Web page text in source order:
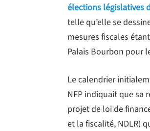
élections législatives
telle qu’elle se
mesures fiscales
Palais Bourbon pour
Le calendrier
NFP indiquait que sa
projet de loi de
et la fiscalité, NDLR)